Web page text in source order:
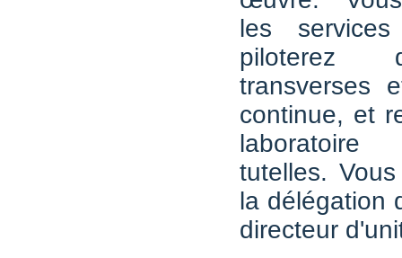
les services
piloterez
transverses
continue, et
tutelles.
la délégation
directeur